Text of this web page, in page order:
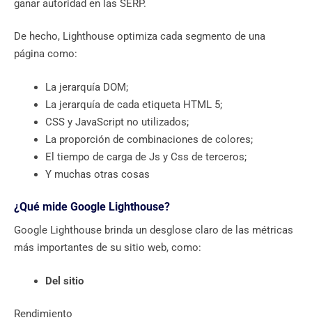
ganar autoridad en las SERP.
De hecho, Lighthouse optimiza cada segmento de una
página como:
La jerarquía DOM;
La jerarquía de cada etiqueta HTML 5;
CSS y JavaScript no utilizados;
La proporción de combinaciones de colores;
El tiempo de carga de Js y Css de terceros;
Y muchas otras cosas
¿Qué mide Google Lighthouse?
Google Lighthouse brinda un desglose claro de las métricas
más importantes de su sitio web, como:
Del sitio
Rendimiento